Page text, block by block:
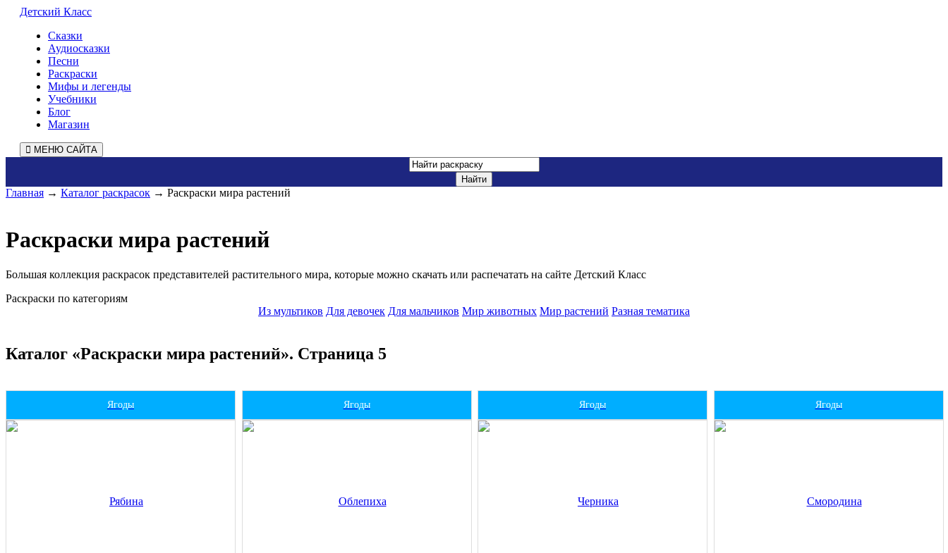
Детский Класс
Сказки
Аудиосказки
Песни
Раскраски
Мифы и легенды
Учебники
Блог
Магазин
МЕНЮ САЙТА
Главная → Каталог раскрасок → Раскраски мира растений
Раскраски мира растений
Большая коллекция раскрасок представителей растительного мира, которые можно скачать или распечатать на сайте Детский Класс
Раскраски по категориям
Из мультиков Для девочек Для мальчиков Мир животных Мир растений Разная тематика
Каталог «Раскраски мира растений». Страница 5
Ягоды Ягоды Ягоды Ягоды